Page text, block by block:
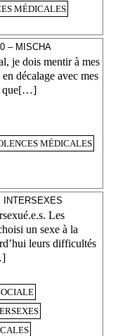
MÉDICALES
– MISCHA
je dois mentir à mes
décalage avec mes
que[…]
MÉDICALES
INTERSEXES
Les
un sexe à la
leurs difficultés